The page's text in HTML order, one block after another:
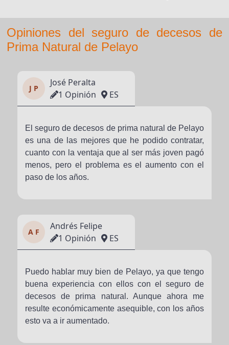
Opiniones del seguro de decesos de
Prima Natural de Pelayo
J P
José Peralta
1 Opinión
ES
El seguro de decesos de prima natural de Pelayo
es una de las mejores que he podido contratar,
cuanto con la ventaja que al ser más joven pagó
menos, pero el problema es el aumento con el
paso de los años.
A F
Andrés Felipe
1 Opinión
ES
Puedo hablar muy bien de Pelayo, ya que tengo
buena experiencia con ellos con el seguro de
decesos de prima natural. Aunque ahora me
resulte económicamente asequible, con los años
esto va a ir aumentado.